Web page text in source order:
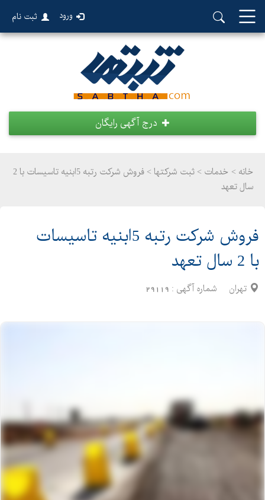
ورود ثبت نام
درج آگهی رایگان
خانه > خدمات >
ثبت شرکتها > فروش شرکت رتبه 5ابنیه تاسیسات با 2
سال تعهد
فروش شرکت رتبه 5ابنیه تاسیسات
با 2 سال تعهد
تهران شماره آگهی : 29119